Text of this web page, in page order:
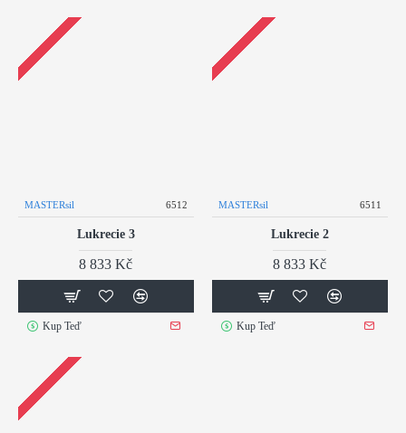
MASTERsil 6512
Lukrecie 3
8 833 Kč
Kup Teď
MASTERsil 6511
Lukrecie 2
8 833 Kč
Kup Teď